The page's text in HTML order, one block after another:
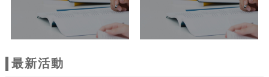
最新活動